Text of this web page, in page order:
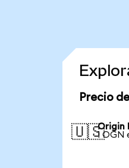
Precio
🇺🇸Origin
1 OGN